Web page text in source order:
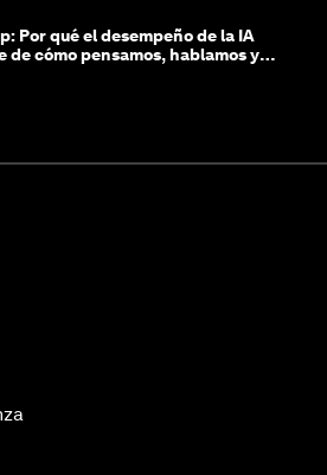
Por qué el desempeño de la IA
de cómo pensamos, hablamos y